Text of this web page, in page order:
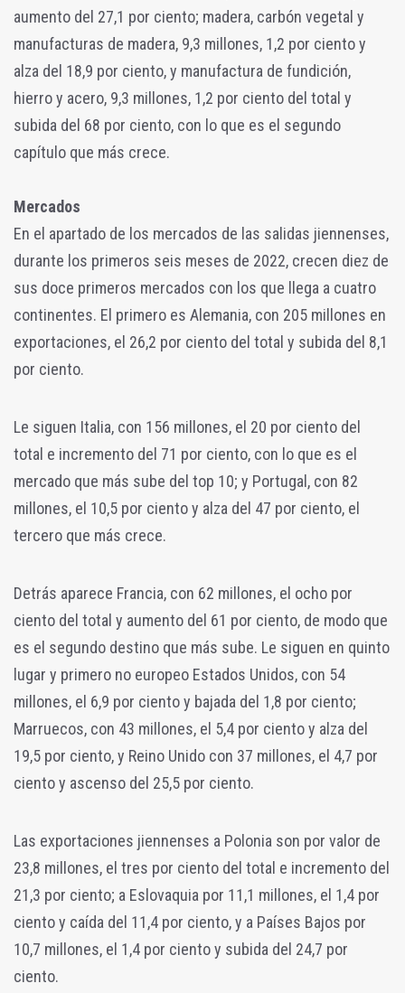
aumento del 27,1 por ciento; madera, carbón vegetal y
manufacturas de madera, 9,3 millones, 1,2 por ciento y
alza del 18,9 por ciento, y manufactura de fundición,
hierro y acero, 9,3 millones, 1,2 por ciento del total y
subida del 68 por ciento, con lo que es el segundo
capítulo que más crece.
Mercados
En el apartado de los mercados de las salidas jiennenses,
durante los primeros seis meses de 2022, crecen diez de
sus doce primeros mercados con los que llega a cuatro
continentes. El primero es Alemania, con 205 millones en
exportaciones, el 26,2 por ciento del total y subida del 8,1
por ciento.
Le siguen Italia, con 156 millones, el 20 por ciento del
total e incremento del 71 por ciento, con lo que es el
mercado que más sube del top 10; y Portugal, con 82
millones, el 10,5 por ciento y alza del 47 por ciento, el
tercero que más crece.
Detrás aparece Francia, con 62 millones, el ocho por
ciento del total y aumento del 61 por ciento, de modo que
es el segundo destino que más sube. Le siguen en quinto
lugar y primero no europeo Estados Unidos, con 54
millones, el 6,9 por ciento y bajada del 1,8 por ciento;
Marruecos, con 43 millones, el 5,4 por ciento y alza del
19,5 por ciento, y Reino Unido con 37 millones, el 4,7 por
ciento y ascenso del 25,5 por ciento.
Las exportaciones jiennenses a Polonia son por valor de
23,8 millones, el tres por ciento del total e incremento del
21,3 por ciento; a Eslovaquia por 11,1 millones, el 1,4 por
ciento y caída del 11,4 por ciento, y a Países Bajos por
10,7 millones, el 1,4 por ciento y subida del 24,7 por
ciento.